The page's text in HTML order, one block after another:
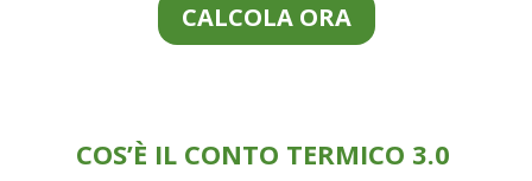
CALCOLA ORA
COS’È IL CONTO TERMICO 3.0